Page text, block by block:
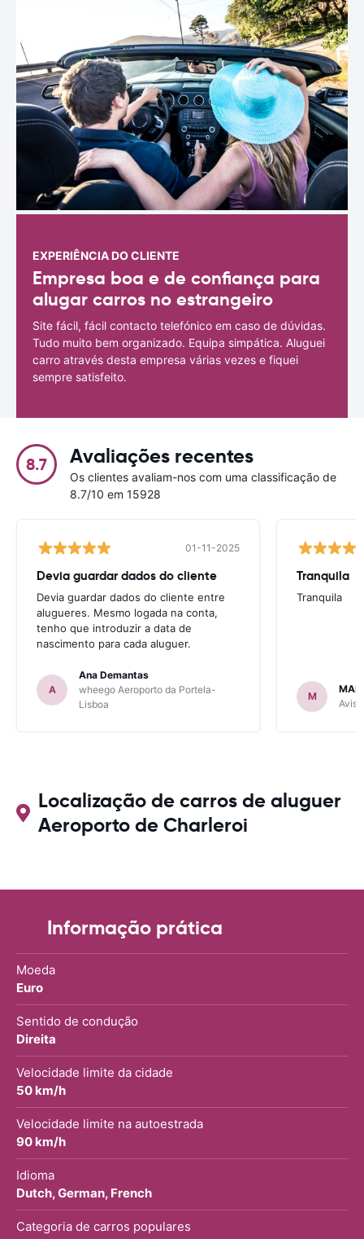
EXPERIÊNCIA DO CLIENTE
Empresa boa e de confiança para
alugar carros no estrangeiro
Site fácil, fácil contacto telefónico em caso de dúvidas.
Tudo muito bem organizado. Equipa simpática. Aluguei
carro através desta empresa várias vezes e fiquei
sempre satisfeito.
8.7 Avaliações recentes
Os clientes avaliam-nos com uma classificação de
8.7/10 em 15928
01-11-2025
Devia guardar dados do cliente
Devia guardar dados do cliente entre
alugueres. Mesmo logada na conta,
tenho que introduzir a data de
nascimento para cada aluguer.
A
Ana Demantas
wheego Aeroporto da Portela-
Lisboa
Tranquila
Tranquila
M
Avis
Localização de carros de aluguer
Aeroporto de Charleroi
Informação prática
Moeda
Euro
Sentido de condução
Direita
Velocidade limite da cidade
50 km/h
Velocidade limite na autoestrada
90 km/h
Idioma
Dutch, German, French
Categoria de carros populares